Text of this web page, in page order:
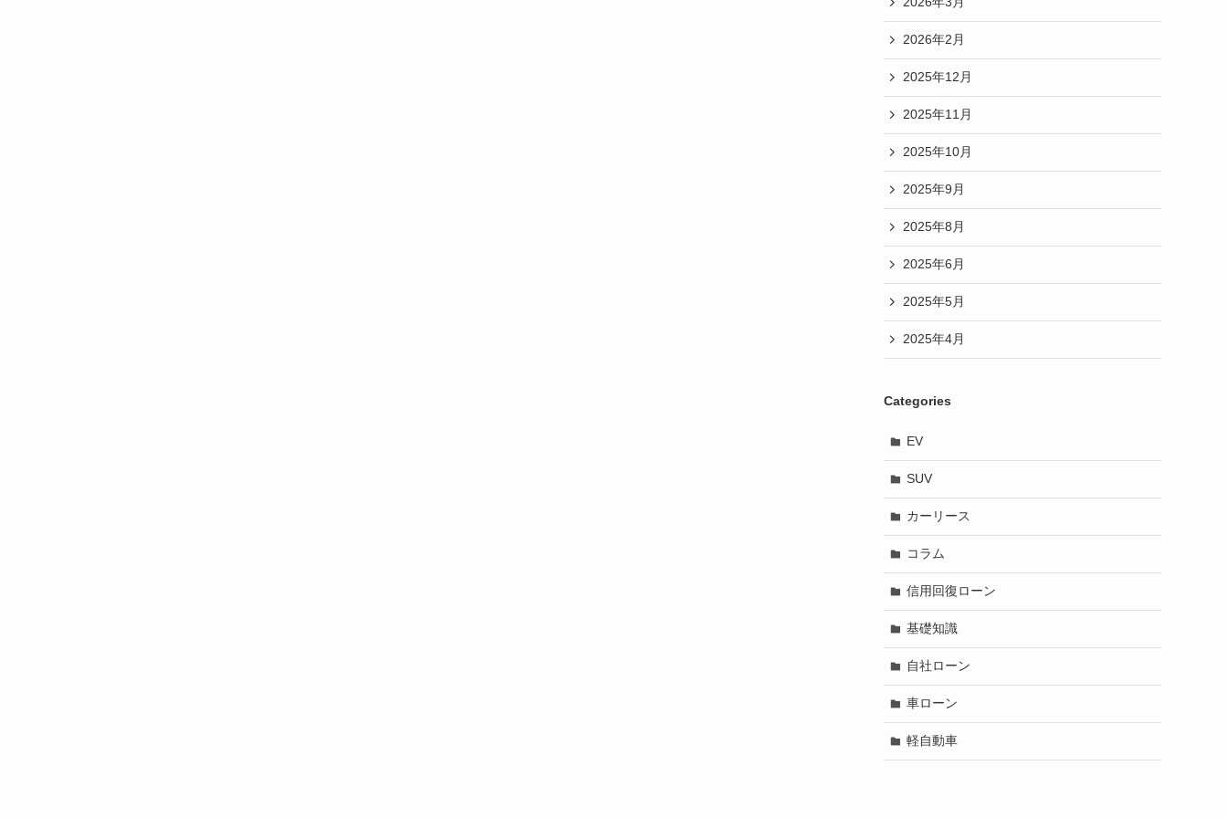
2026年2月
2025年12月
2025年11月
2025年10月
2025年9月
2025年8月
2025年6月
2025年5月
2025年4月
Categories
EV
SUV
カーリース
コラム
信用回復ローン
基礎知識
自社ローン
車ローン
軽自動車